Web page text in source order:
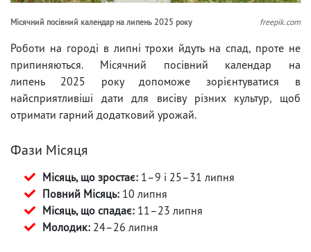
Місячний посівний календар на липень 2025 року freepik.com
Роботи на городі в липні трохи йдуть на спад, проте не
припиняються. Місячний посівний календар на
липень 2025 року допоможе зорієнтуватися в
найсприятливіші дати для висіву різних культур, щоб
отримати гарний додатковий урожай.
Фази Місяця
Місяць, що зростає: 1–9 і 25–31 липня
Повний Місяць: 10 липня
Місяць, що спадає: 11–23 липня
Молодик: 24–26 липня